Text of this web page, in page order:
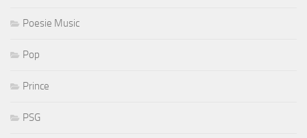
Poesie Music
Pop
Prince
PSG